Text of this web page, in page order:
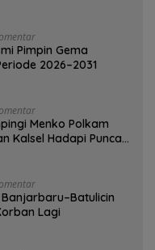
Pimpin Gema
2026–2031
Menko Polkam
Kalsel Hadapi Puncak
Lagi